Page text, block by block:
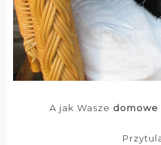
A jak Wasze domowe